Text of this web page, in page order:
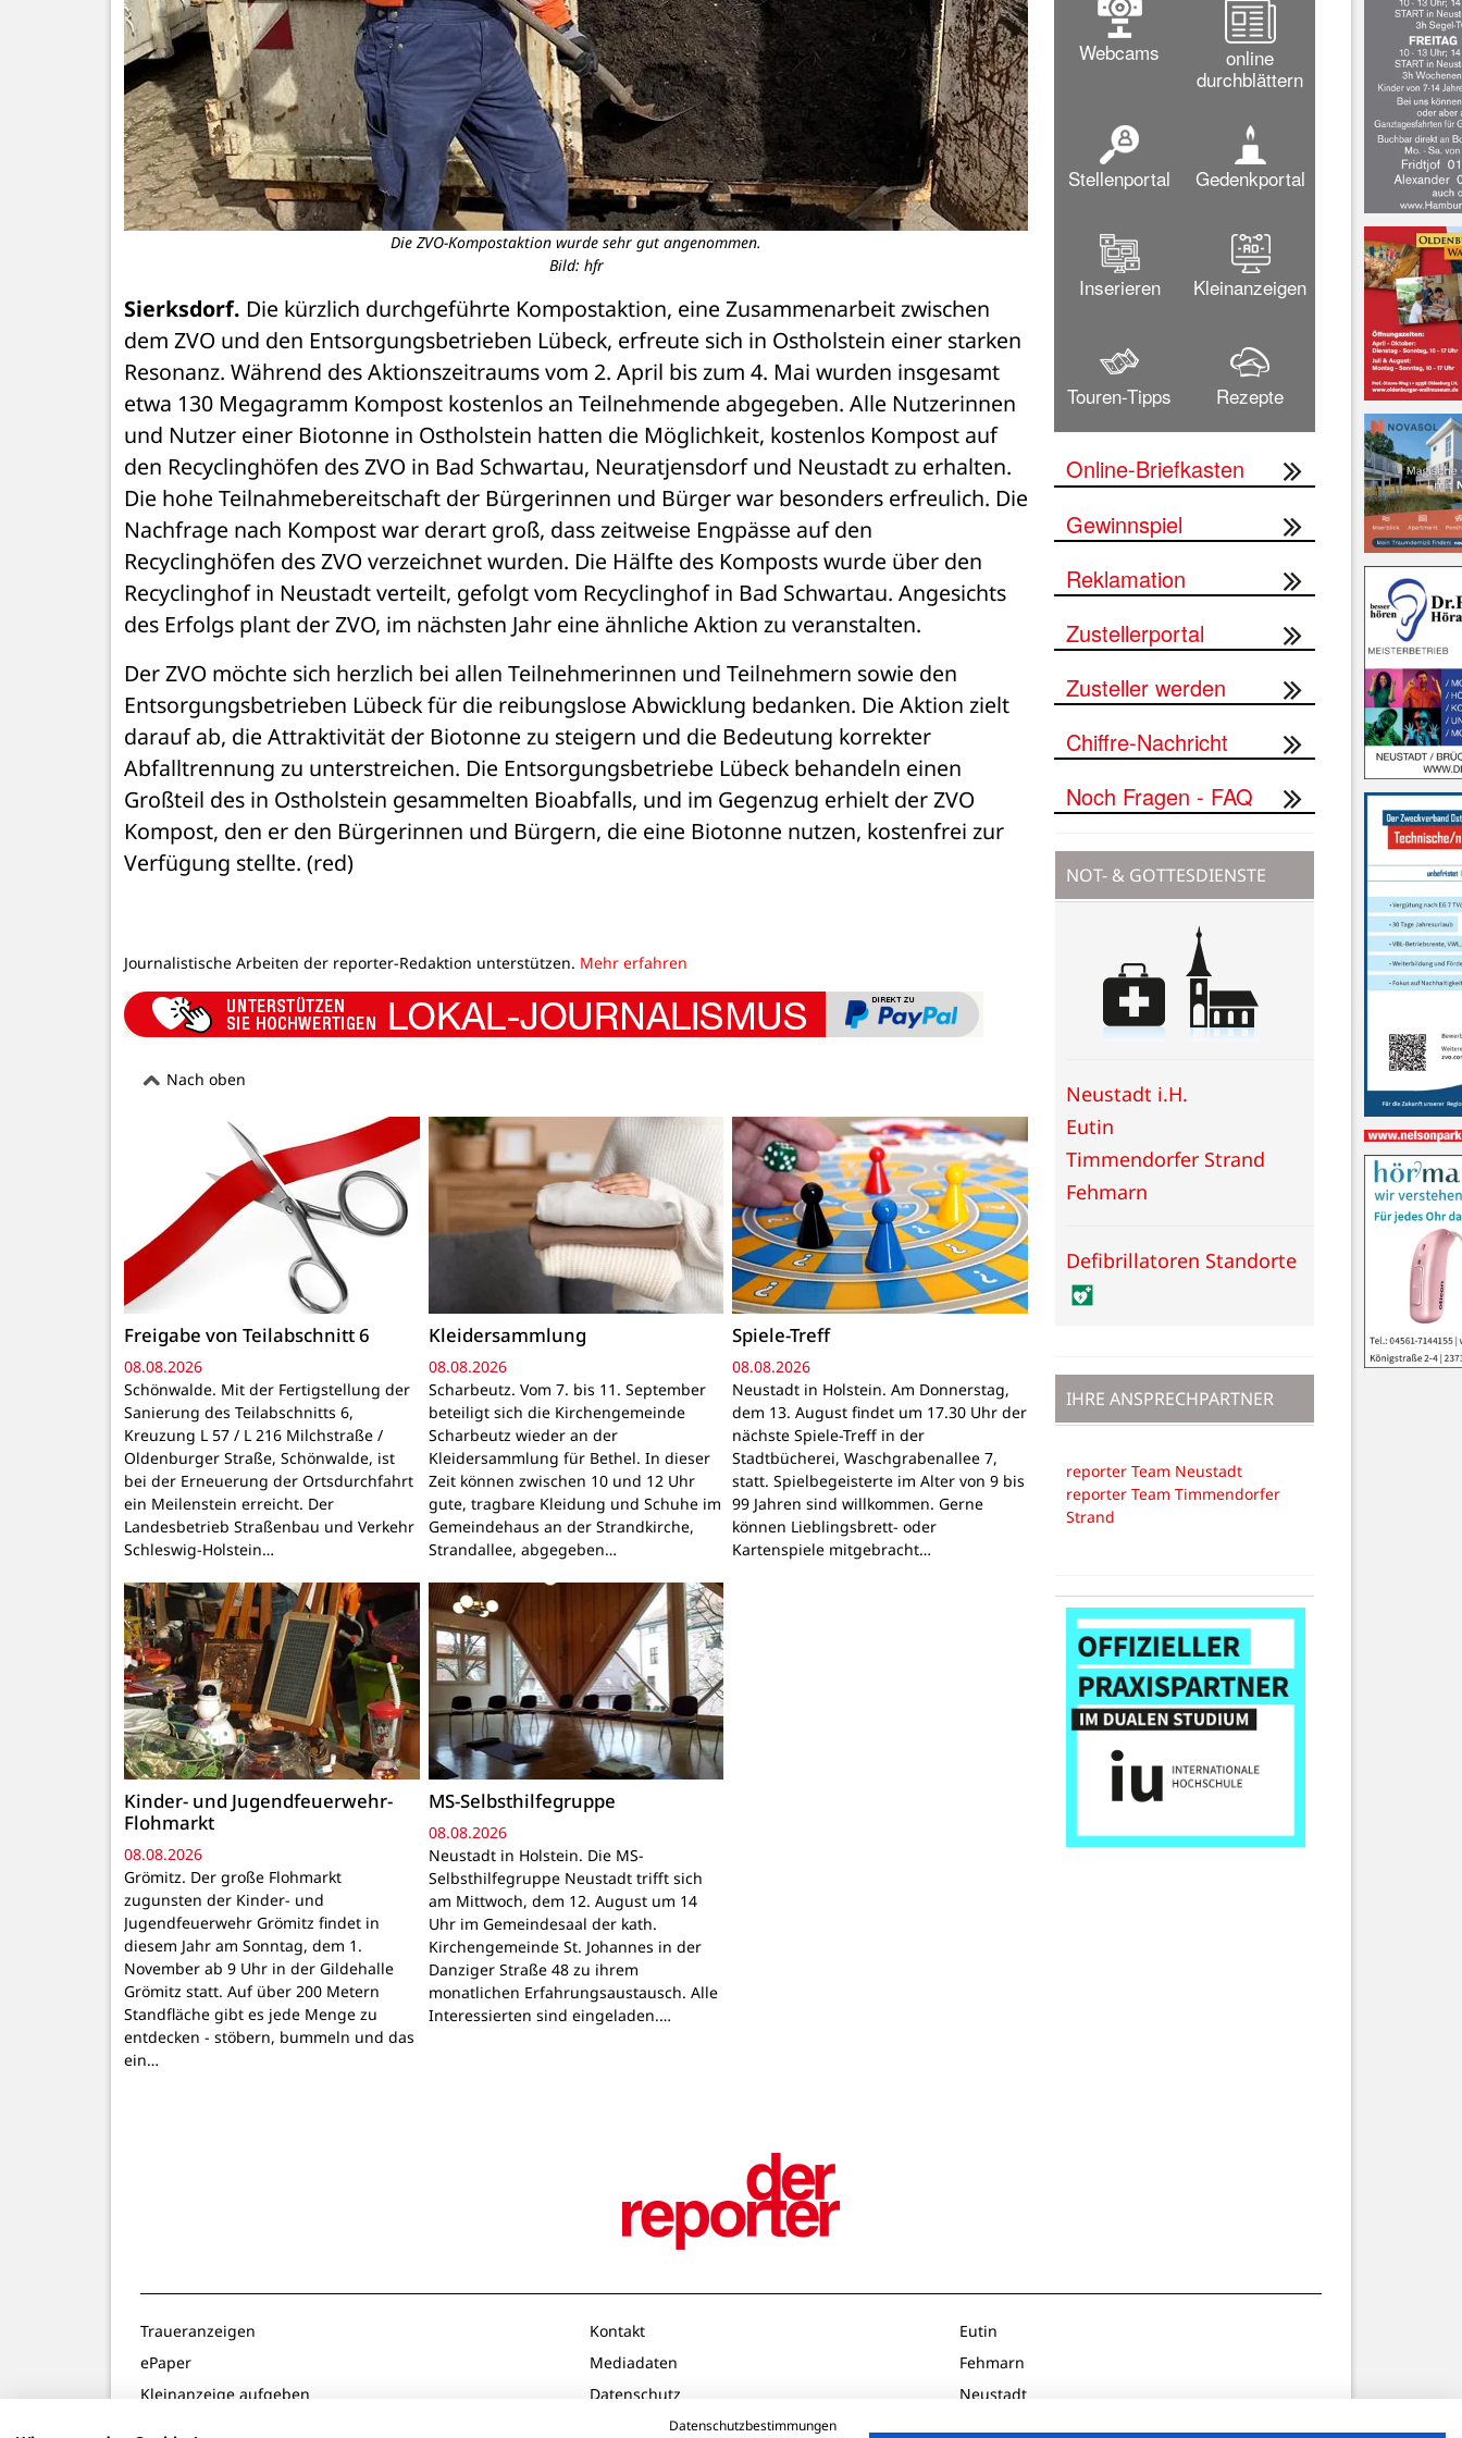
Die ZVO-Kompostaktion wurde sehr gut angenommen.
Bild: hfr
Sierksdorf. Die kürzlich durchgeführte Kompostaktion, eine Zusammenarbeit zwischen
dem ZVO und den Entsorgungsbetrieben Lübeck, erfreute sich in Ostholstein einer starken
Resonanz. Während des Aktionszeitraums vom 2. April bis zum 4. Mai wurden insgesamt
etwa 130 Megagramm Kompost kostenlos an Teilnehmende abgegeben. Alle Nutzerinnen
und Nutzer einer Biotonne in Ostholstein hatten die Möglichkeit, kostenlos Kompost auf
den Recyclinghöfen des ZVO in Bad Schwartau, Neuratjensdorf und Neustadt zu erhalten.
Die hohe Teilnahmebereitschaft der Bürgerinnen und Bürger war besonders erfreulich. Die
Nachfrage nach Kompost war derart groß, dass zeitweise Engpässe auf den
Recyclinghöfen des ZVO verzeichnet wurden. Die Hälfte des Komposts wurde über den
Recyclinghof in Neustadt verteilt, gefolgt vom Recyclinghof in Bad Schwartau. Angesichts
des Erfolgs plant der ZVO, im nächsten Jahr eine ähnliche Aktion zu veranstalten.
Der ZVO möchte sich herzlich bei allen Teilnehmerinnen und Teilnehmern sowie den
Entsorgungsbetrieben Lübeck für die reibungslose Abwicklung bedanken. Die Aktion zielt
darauf ab, die Attraktivität der Biotonne zu steigern und die Bedeutung korrekter
Abfalltrennung zu unterstreichen. Die Entsorgungsbetriebe Lübeck behandeln einen
Großteil des in Ostholstein gesammelten Bioabfalls, und im Gegenzug erhielt der ZVO
Kompost, den er den Bürgerinnen und Bürgern, die eine Biotonne nutzen, kostenfrei zur
Verfügung stellte. (red)
Journalistische Arbeiten der reporter-Redaktion unterstützen. Mehr erfahren
Nach oben
Freigabe von Teilabschnitt 6
08.08.2026
Schönwalde. Mit der Fertigstellung der
Sanierung des Teilabschnitts 6,
Kreuzung L 57 / L 216 Milchstraße /
Oldenburger Straße, Schönwalde, ist
bei der Erneuerung der Ortsdurchfahrt
ein Meilenstein erreicht. Der
Landesbetrieb Straßenbau und Verkehr
Schleswig-Holstein…
Kleidersammlung
08.08.2026
Scharbeutz. Vom 7. bis 11. September
beteiligt sich die Kirchengemeinde
Scharbeutz wieder an der
Kleidersammlung für Bethel. In dieser
Zeit können zwischen 10 und 12 Uhr
gute, tragbare Kleidung und Schuhe im
Gemeindehaus an der Strandkirche,
Strandallee, abgegeben…
Spiele-Treff
08.08.2026
Neustadt in Holstein. Am Donnerstag,
dem 13. August findet um 17.30 Uhr der
nächste Spiele-Treff in der
Stadtbücherei, Waschgrabenallee 7,
statt. Spielbegeisterte im Alter von 9 bis
99 Jahren sind willkommen. Gerne
können Lieblingsbrett- oder
Kartenspiele mitgebracht…
Kinder- und Jugendfeuerwehr-
Flohmarkt
08.08.2026
Grömitz. Der große Flohmarkt
zugunsten der Kinder- und
Jugendfeuerwehr Grömitz findet in
diesem Jahr am Sonntag, dem 1.
November ab 9 Uhr in der Gildehalle
Grömitz statt. Auf über 200 Metern
Standfläche gibt es jede Menge zu
entdecken - stöbern, bummeln und das
ein…
MS-Selbsthilfegruppe
08.08.2026
Neustadt in Holstein. Die MS-
Selbsthilfegruppe Neustadt trifft sich
am Mittwoch, dem 12. August um 14
Uhr im Gemeindesaal der kath.
Kirchengemeinde St. Johannes in der
Danziger Straße 48 zu ihrem
monatlichen Erfahrungsaustausch. Alle
Interessierten sind eingeladen.…
Webcams
online
durchblättern
Stellenportal Gedenkportal
Inserieren Kleinanzeigen
Touren-Tipps Rezepte
Online-Briefkasten
Gewinnspiel
Reklamation
Zustellerportal
Zusteller werden
Chiffre-Nachricht
Noch Fragen - FAQ
NOT- & GOTTESDIENSTE
Neustadt i.H.
Eutin
Timmendorfer Strand
Fehmarn
Defibrillatoren Standorte
IHRE ANSPRECHPARTNER
reporter Team Neustadt
reporter Team Timmendorfer
Strand
Traueranzeigen
ePaper
Kleinanzeige aufgeben
Kontakt
Mediadaten
Datenschutz
Impressum
Eutin
Fehmarn
Neustadt
Datenschutzbestimmungen